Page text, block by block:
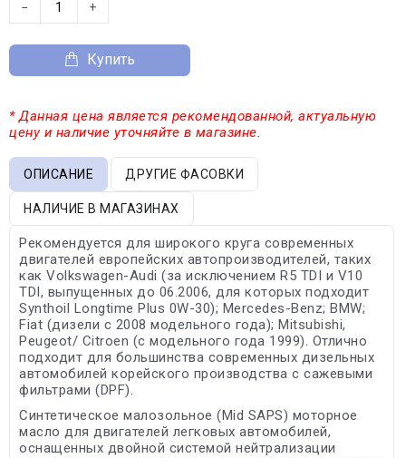
− +
Купить
* Данная цена является рекомендованной, актуальную
цену и наличие уточняйте в магазине.
ОПИСАНИЕ ДРУГИЕ ФАСОВКИ
НАЛИЧИЕ В МАГАЗИНАХ
Рекомендуется для широкого круга современных
двигателей европейских автопроизводителей, таких
как Volkswagen-Audi (за исключением R5 TDI и V10
TDI, выпущенных до 06.2006, для которых подходит
Synthoil Longtime Plus 0W-30); Mercedes-Benz; BMW;
Fiat (дизели с 2008 модельного года); Mitsubishi,
Peugeot/ Citroen (с модельного года 1999). Отлично
подходит для большинства современных дизельных
автомобилей корейского производства с сажевыми
фильтрами (DPF).
Синтетическое малозольное (Mid SAPS) моторное
масло для двигателей легковых автомобилей,
оснащенных двойной системой нейтрализации